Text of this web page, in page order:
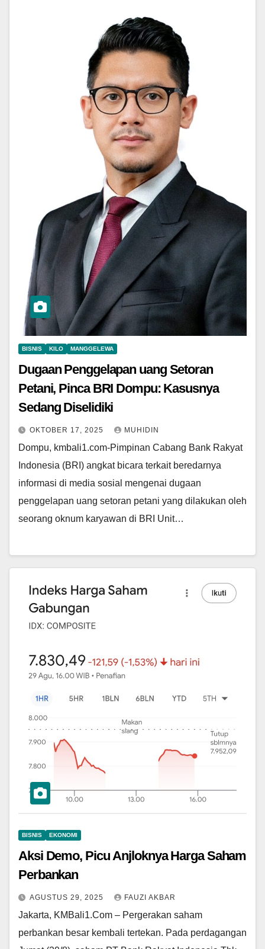
BISNIS KILO MANGGELEWA
Dugaan Penggelapan uang Setoran
Petani, Pinca BRI Dompu: Kasusnya
Sedang Diselidiki
OKTOBER 17, 2025 MUHIDIN
Dompu, kmbali1.com-Pimpinan Cabang Bank Rakyat
Indonesia (BRI) angkat bicara terkait beredarnya
informasi di media sosial mengenai dugaan
penggelapan uang setoran petani yang dilakukan oleh
seorang oknum karyawan di BRI Unit…
BISNIS EKONOMI
Aksi Demo, Picu Anjloknya Harga Saham
Perbankan
AGUSTUS 29, 2025 FAUZI AKBAR
Jakarta, KMBali1.Com – Pergerakan saham
perbankan besar kembali tertekan. Pada perdagangan